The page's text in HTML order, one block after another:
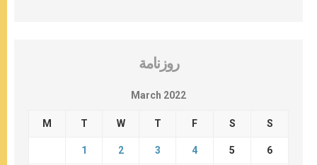
روزنامة
March 2022
M T W T F S S
1 2 3 4 5 6